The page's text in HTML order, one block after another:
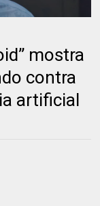
mostra
contra
artificial